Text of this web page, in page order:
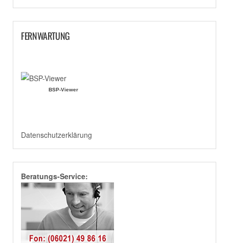
FERNWARTUNG
BSP-Viewer
Datenschutzerklärung
Beratungs-Service: